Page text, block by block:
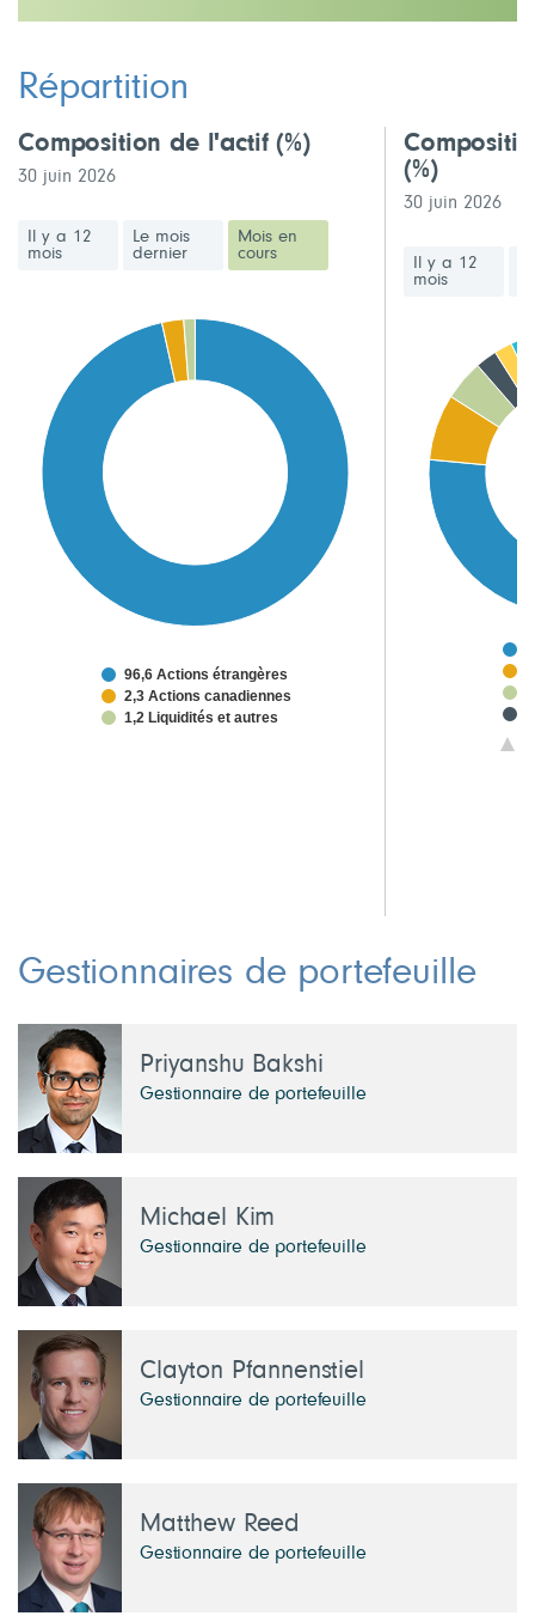
Répartition
Composition de l'actif(%)
30 juin 2026
Il y a 12
mois
Le mois
dernier
Mois en
cours
96,6 Actions étrangères
2,3 Actions canadiennes
1,2 Liquidités et autres
(%)
30 juin 2026
Il y a 12
mois
Gestionnaires de portefeuille
Priyanshu Bakshi
Gestionnaire de portefeuille
Michael Kim
Gestionnaire de portefeuille
Clayton Pfannenstiel
Gestionnaire de portefeuille
Matthew Reed
Gestionnaire de portefeuille